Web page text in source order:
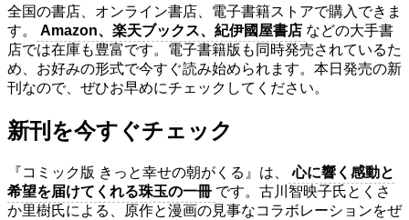
全国の書店、オンライン書店、電子書籍ストアで購入できま
す。
Amazon、楽天ブックス、紀伊國屋書店 などの大手書
店では在庫も豊富です。電子書籍版も同時発売されているた
め、お好みの形式で今すぐ読み始められます。本日発売の新
刊なので、ぜひお早めにチェックしてください。
新刊を今すぐチェック
『コミック版 きっと幸せの朝がくる』は、
心に響く感動と
希望を届けてくれる珠玉の一冊 です。古川智映子氏とくさ
か里樹氏による、原作と漫画の見事なコラボレーションをぜ